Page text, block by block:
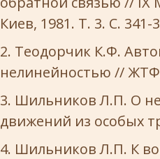
Киев, 1981. Т. 3. С. 341-
Теодорчик К.Ф.
нелинейностью // ЖТФ.
Шильников Л.П. О
движений из особых
Шильников Л.П. К